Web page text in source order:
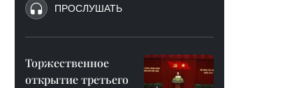
ПРОСЛУШАТЬ
Торжественное
открытие третьего